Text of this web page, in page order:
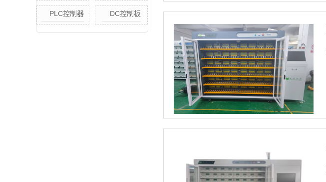
移动电源智能老
化方案
PLC控制器 DC控制板